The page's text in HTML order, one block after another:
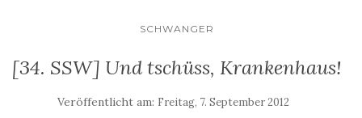
SCHWANGER
[34. SSW] Und tschüss, Krankenhaus!
Veröffentlicht am: Freitag, 7. September 2012